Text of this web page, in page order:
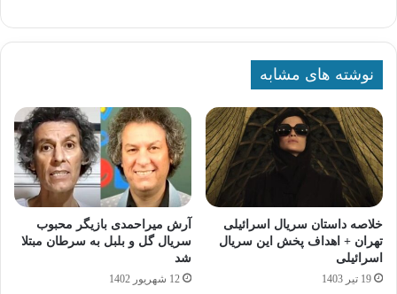
نوشته های مشابه
خلاصه داستان سریال اسرائیلی
تهران + اهداف پخش این سریال
اسرائیلی
19 تیر 1403
آرش میراحمدی بازیگر محبوب
سریال گل و بلبل به سرطان مبتلا
شد
12 شهریور 1402